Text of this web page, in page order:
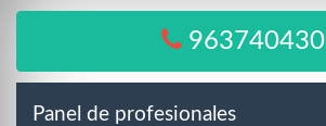
963740430
Panel de profesionales